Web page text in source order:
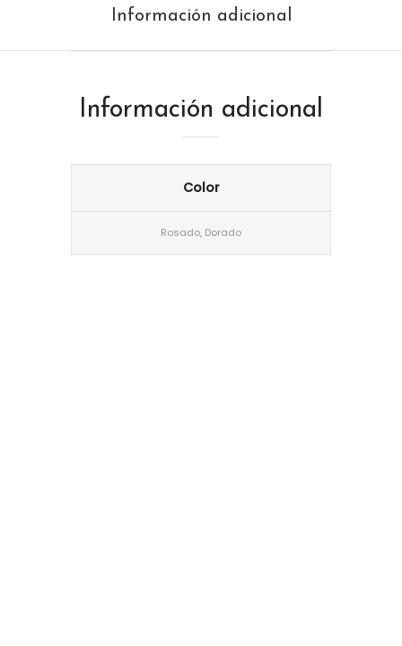
Información adicional
Información adicional
Color
Rosado, Dorado